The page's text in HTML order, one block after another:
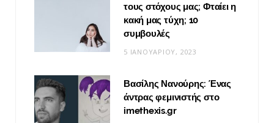
τους στόχους μας; Φταίει η
κακή μας τύχη; 10
συμβουλές
5 ΙΑΝΟΥΑΡΊΟΥ, 2023
Βασίλης Νανούρης: Ένας
άντρας φεμινιστής στο
imethexis.gr